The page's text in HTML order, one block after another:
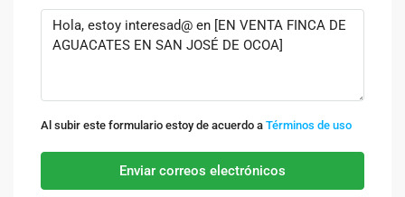
Al subir este formulario estoy de acuerdo a Términos de uso
Enviar correos electrónicos